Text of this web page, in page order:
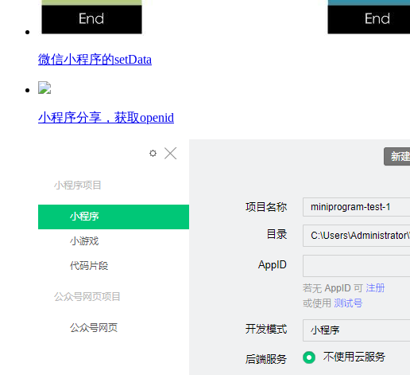
微信小程序的setData
小程序分享，获取openid